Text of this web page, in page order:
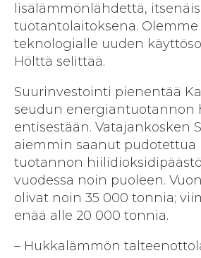
lisälämmönlähdettä,
tuotantolaitoksena.
teknologialle uuden
Hölttä selittää.
Suurinvestointi pienentää
seudun energiantuotannon
entisestään. Vatajankosken
aiemmin saanut pudotettua
tuotannon
vuodessa noin puoleen.
olivat noin 35 000 tonnia;
enää alle 20 000 tonnia.
– Hukkalämmön